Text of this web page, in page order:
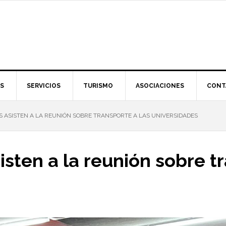
SERVICIOS TURISMO ASOCIACIONES
ASISTEN A LA REUNIÓN SOBRE TRANSPORTE A LAS UNIVERSIDADES
a la reunión sobre